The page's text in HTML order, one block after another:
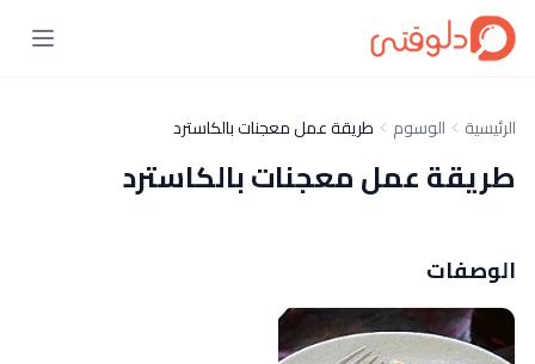
الرئيسية الوسوم طريقة عمل معجنات بالكاسترد
طريقة عمل معجنات بالكاسترد
الوصفات